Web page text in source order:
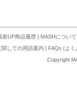
新UP商品履歴 | MASHについて
しての用語案内 | FAQs (よ
Copyright